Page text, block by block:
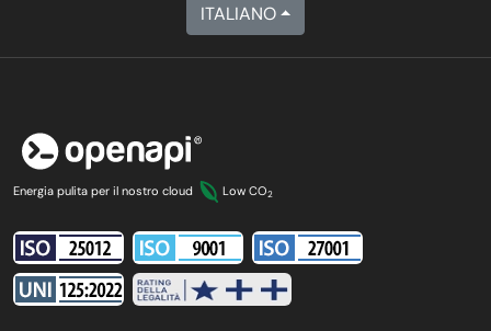
ITALIANO
Energia pulita per il nostro cloud Low CO2